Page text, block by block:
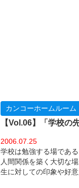
【Vol.06】「学校の
2006.07.25
カンコーホームルーム
学校は勉強する場であ
人間関係を築く大切な
生に対しての印象や好